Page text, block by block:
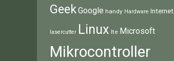
GeekGoogle handy Hardware Internet
lasercutter Linux lte Microsoft
Mikrocontroller